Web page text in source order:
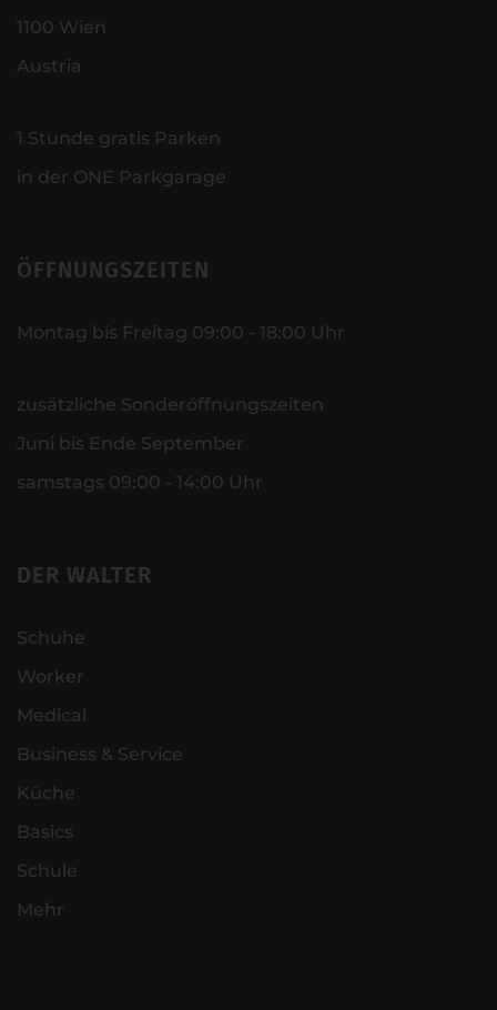
1100 Wien
Austria
1 Stunde gratis Parken
in der ONE Parkgarage
ÖFFNUNGSZEITEN
Montag bis Freitag 09:00 - 18:00 Uhr
zusätzliche Sonderöffnungszeiten
Juni bis Ende September
samstags 09:00 - 14:00 Uhr
DER WALTER
Schuhe
Worker
Medical
Business & Service
Küche
Basics
Schule
Mehr